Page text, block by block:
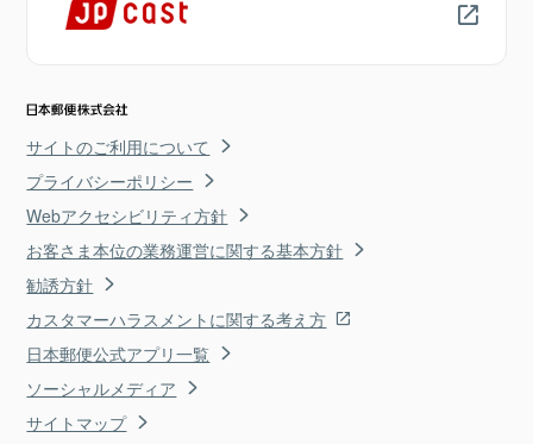
サイトのご利用について
プライバシーポリシー
Webアクセシビリティ方針
お客さま本位の業務運営に関する基本方針
勧誘方針
カスタマーハラスメントに関する考え方
日本郵便公式アプリ一覧
ソーシャルメディア
サイトマップ